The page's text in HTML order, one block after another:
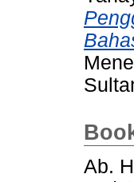
Ab.